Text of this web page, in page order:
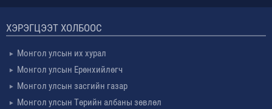
ХЭРЭГЦЭЭТ ХОЛБООС
Монгол улсын их хурал
Монгол улсын Ерөнхийлөгч
Монгол улсын засгийн газар
Монгол улсын Төрийн албаны зөвлөл